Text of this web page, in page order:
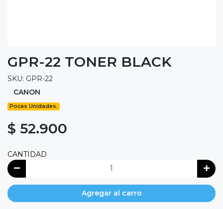
GPR-22 TONER BLACK
SKU: GPR-22
CANON
Pocas Unidades.
$ 52.900
CANTIDAD
Agregar al carro